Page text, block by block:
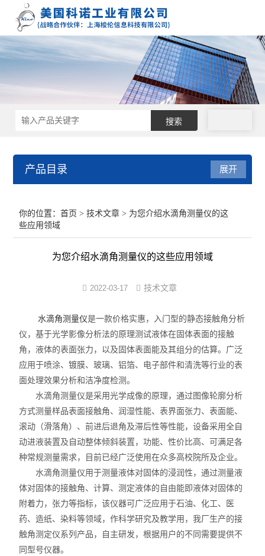
产品目录
表面张力仪
界面张力仪
界面弹性系数仪
表面清洁度分析仪
位移及其控制系统
光谱色谱分析仪器
TOF相机（Time of Flight）
展开
你的位置：首页 >技术文章 > 为您介绍水滴角测量仪的这
些应用领域
为您介绍水滴角测量仪的这些应用领域
2022-03-17 技术文章
水滴角测量仪是一款价格实惠，入门型的静态接触角分析
仪，基于光学影像分析法的原理测试液体在固体表面的接触
角，液体的表面张力，以及固体表面能及其组分的估算。广泛
应用于喷涂、镀膜、玻璃、铝箔、电子部件和清洗等行业的表
面处理效果分析和洁净度检测。
水滴角测量仪是采用光学成像的原理，通过图像轮廓分析
方式测量样品表面接触角、润湿性能、表界面张力、表面能、
滚动（滑落角）、前进后退角及滞后性等性能，设备采用全自
动进液装置及自动整体倾斜装置，功能、性价比高、可满足各
种常规测量需求，目前已经广泛使用在众多高校院所及企业。
水滴角测量仪用于测量液体对固体的浸润性，通过测量液
体对固体的接触角、计算、测定液体的自由能即液体对固体的
附着力，张力等指标，该仪器可广泛应用于石油、化工、医
药、造纸、染料等领域，作科学研究及教学用，我厂生产的接
触角测定仪系列产品，自主研发，根据用户的不同需要提供不
同型号仪器。